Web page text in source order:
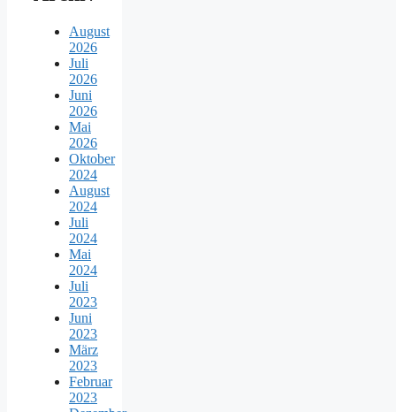
August
2026
Juli
2026
Juni
2026
Mai
2026
Oktober
2024
August
2024
Juli
2024
Mai
2024
Juli
2023
Juni
2023
März
2023
Februar
2023